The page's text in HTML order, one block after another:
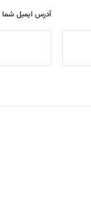
آدرس ایمیل شما